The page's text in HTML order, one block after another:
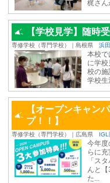
梶さん
【学校見学】随時
専修学校（専門学校）｜島根県 浜
本校で
に学
校の施
学校生
【オープンキャン
プ！！】
専修学校（専門学校）｜広島県 IGL
今年度
らに
「ス
んと
た...